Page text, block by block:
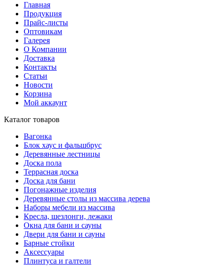
Главная
Продукция
Прайс-листы
Оптовикам
Галерея
О Компании
Доставка
Контакты
Статьи
Новости
Корзина
Мой аккаунт
Каталог товаров
Вагонка
Блок хаус и фальшбрус
Деревянные лестницы
Доска пола
Террасная доска
Доска для бани
Погонажные изделия
Деревянные столы из массива дерева
Наборы мебели из массива
Кресла, шезлонги, лежаки
Окна для бани и сауны
Двери для бани и сауны
Барные стойки
Аксессуары
Плинтуса и галтели